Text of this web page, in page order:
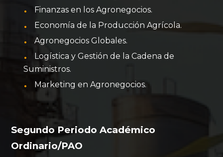
Finanzas en los Agronegocios.
Economía de la Producción Agrícola.
Agronegocios Globales.
Logística y Gestión de la Cadena de
Suministros.
Marketing en Agronegocios.
Segundo Periodo Académico
Ordinario/PAO